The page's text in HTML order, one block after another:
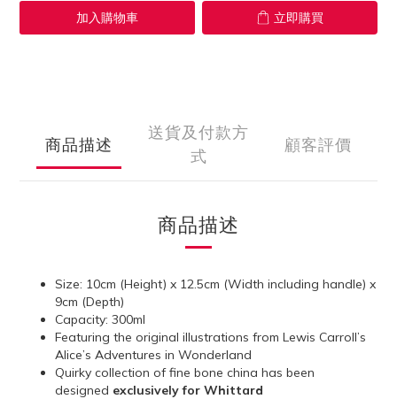
加入購物車 立即購買
商品描述
送貨及付款方
式
顧客評價
商品描述
Size: 10cm (Height) x 12.5cm (Width including handle) x
9cm (Depth)
Capacity: 300ml
Featuring the original illustrations from Lewis Carroll’s
Alice’s Adventures in Wonderland
Quirky collection of fine bone china has been
designed exclusively for Whittard